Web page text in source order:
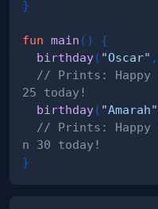
}
fun main ( )
{
birthday( "Oscar" ,
// Prints: Happy
25 today!
birthday( "Amarah"
// Prints: Happy
n 30 today!
}